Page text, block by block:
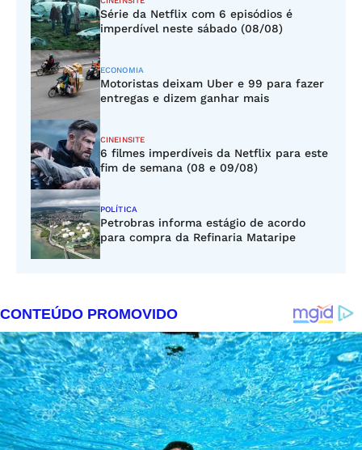
Série da Netflix com 6 episódios é
imperdível neste sábado (08/08)
ECONOMIA
Motoristas deixam Uber e 99 para fazer
entregas e dizem ganhar mais
CINEINSITE
6 filmes imperdíveis da Netflix para este
fim de semana (08 e 09/08)
POLÍTICA
Petrobras informa estágio de acordo
para compra da Refinaria Mataripe